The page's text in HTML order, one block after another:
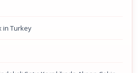
in Turkey